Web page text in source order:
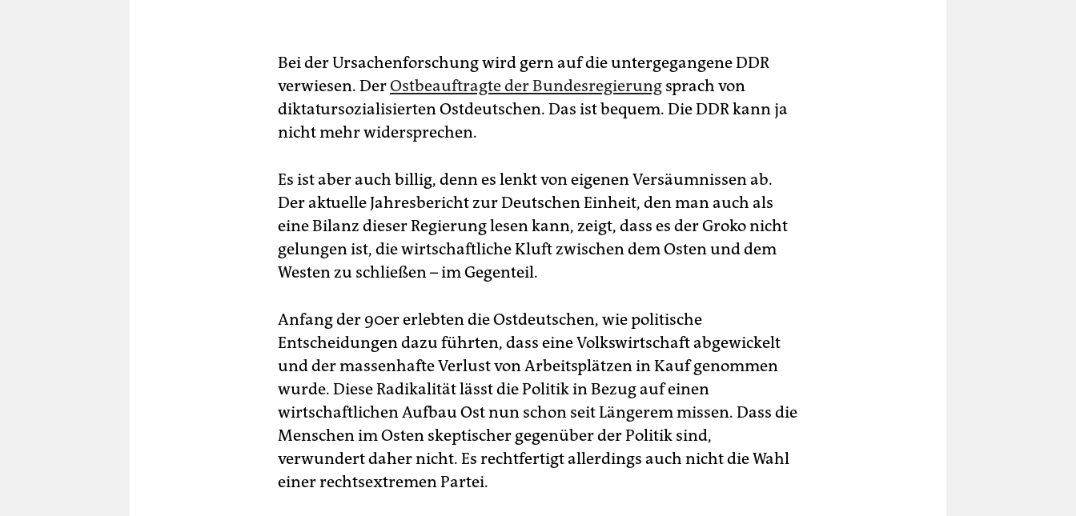
Bei der Ursachenforschung wird gern auf die untergegangene DDR
verwiesen. DerOstbeauftragte der Bundesregierung sprach von
diktatursozialisierten Ostdeutschen. Das ist bequem. Die DDR kann ja
nicht mehr widersprechen.
Es ist aber auch billig, denn es lenkt von eigenen Versäumnissen ab.
Der aktuelle Jahresbericht zur Deutschen Einheit, den man auch als
eine Bilanz dieser Regierung lesen kann, zeigt, dass es der Groko nicht
gelungen ist, die wirtschaftliche Kluft zwischen dem Osten und dem
Westen zu schließen – im Gegenteil.
Anfang der 90er erlebten die Ostdeutschen, wie politische
Entscheidungen dazu führten, dass eine Volkswirtschaft abgewickelt
und der massenhafte Verlust von Arbeitsplätzen in Kauf genommen
wurde. Diese Radikalität lässt die Politik in Bezug auf einen
wirtschaftlichen Aufbau Ost nun schon seit Längerem missen. Dass die
Menschen im Osten skeptischer gegenüber der Politik sind,
verwundert daher nicht. Es rechtfertigt allerdings auch nicht die Wahl
einer rechtsextremen Partei.